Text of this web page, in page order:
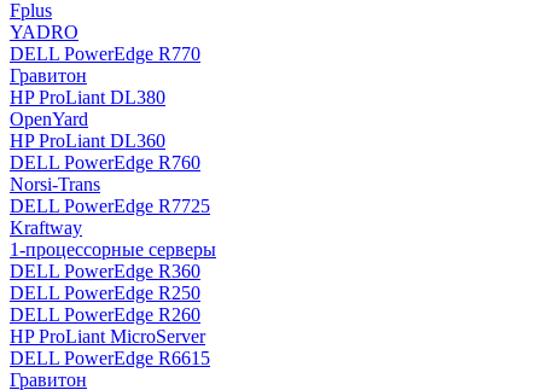
Fplus
YADRO
DELL PowerEdge R770
Гравитон
HP ProLiant DL380
OpenYard
HP ProLiant DL360
DELL PowerEdge R760
Norsi-Trans
DELL PowerEdge R7725
Kraftway
1-процессорные серверы
DELL PowerEdge R360
DELL PowerEdge R250
DELL PowerEdge R260
HP ProLiant MicroServer
DELL PowerEdge R6615
Гравитон